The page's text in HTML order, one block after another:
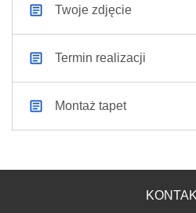
Twoje zdjęcie
Termin realizacji
Montaż tapet